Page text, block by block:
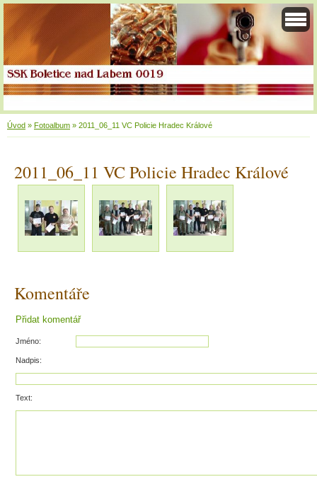
Úvod » Fotoalbum » 2011_06_11 VC Policie Hradec Králové
2011_06_11 VC Policie Hradec Králové
Komentáře
Přidat komentář
Jméno:
Nadpis:
Text: